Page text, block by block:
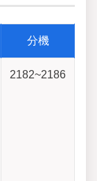
分機
2182~2186